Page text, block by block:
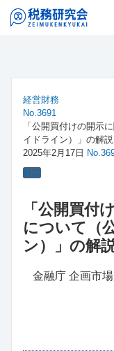
経営財務
No.3691
「公開買付けの開示
イドライン）」の解説
2025年2月17日
解説
「公開買付
について（
ン）」の解
金融庁 企画市